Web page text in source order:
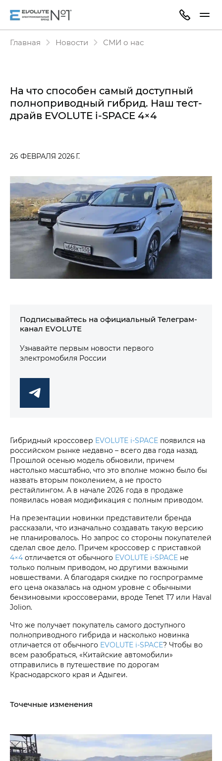
Главная Новости СМИ о нас
На что способен самый доступный
полноприводный гибрид. Наш тест-
драйв EVOLUTE i‑SPACE 4×4
26 ФЕВРАЛЯ 2026 Г.
Подписывайтесь на официальный Телеграм-
канал EVOLUTE
Узнавайте первым новости первого
электромобиля России
Гибридный кроссовер EVOLUTE i‑SPACE появился на
российском рынке недавно – всего два года назад.
Прошлой осенью модель обновили, причем
настолько масштабно, что это вполне можно было бы
назвать вторым поколением, а не просто
рестайлингом. А в начале 2026 года в продаже
появилась новая модификация с полным приводом.
На презентации новинки представители бренда
рассказали, что изначально создавать такую версию
не планировалось. Но запрос со стороны покупателей
сделал свое дело. Причем кроссовер с приставкой
4×4 отличается от обычного EVOLUTE i‑SPACE не
только полным приводом, но другими важными
новшествами. А благодаря скидке по госпрограмме
его цена оказалась на одном уровне с обычными
бензиновыми кроссоверами, вроде Tenet T7 или Haval
Jolion.
Что же получает покупатель самого доступного
полноприводного гибрида и насколько новинка
отличается от обычного EVOLUTE i‑SPACE? Чтобы во
всем разобраться, «Китайские автомобили»
отправились в путешествие по дорогам
Краснодарского края и Адыгеи.
Точечные изменения